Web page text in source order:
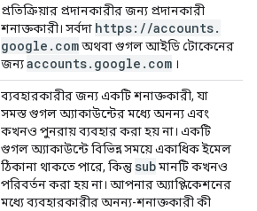
প্রতিক্রিয়ার প্রদানকারীর জন্য প্রদানকারী
শনাক্তকারী। সর্বদা https: //accounts.
google . comঅথবা গুগল আইডি টোকেনের
জন্যaccounts. google . com ।
ব্যবহারকারীর জন্য একটি শনাক্তকারী, যা
সমস্ত গুগল অ্যাকাউন্টের মধ্যে অনন্য এবং
কখনও পুনরায় ব্যবহার করা হয় না। একটি
গুগল অ্যাকাউন্টে বিভিন্ন সময়ে একাধিক ইমেল
ঠিকানা থাকতে পারে, কিন্তু subমানটি কখনও
পরিবর্তন করা হয় না। আপনার অ্যাপ্লিকেশনের
মধ্যে ব্যবহারকারীর অনন্য-শনাক্তকারী কী